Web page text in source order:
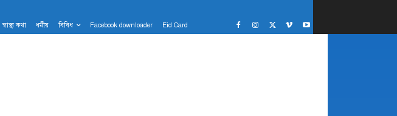
স্বাস্থ্য কথা ধর্মীয় বিবিধ Facebook downloader Eid Card